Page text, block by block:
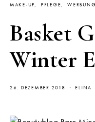
MAKE-UP PFLEGE
Basket
Winter
26. DEZEMBER 2018 ELINA